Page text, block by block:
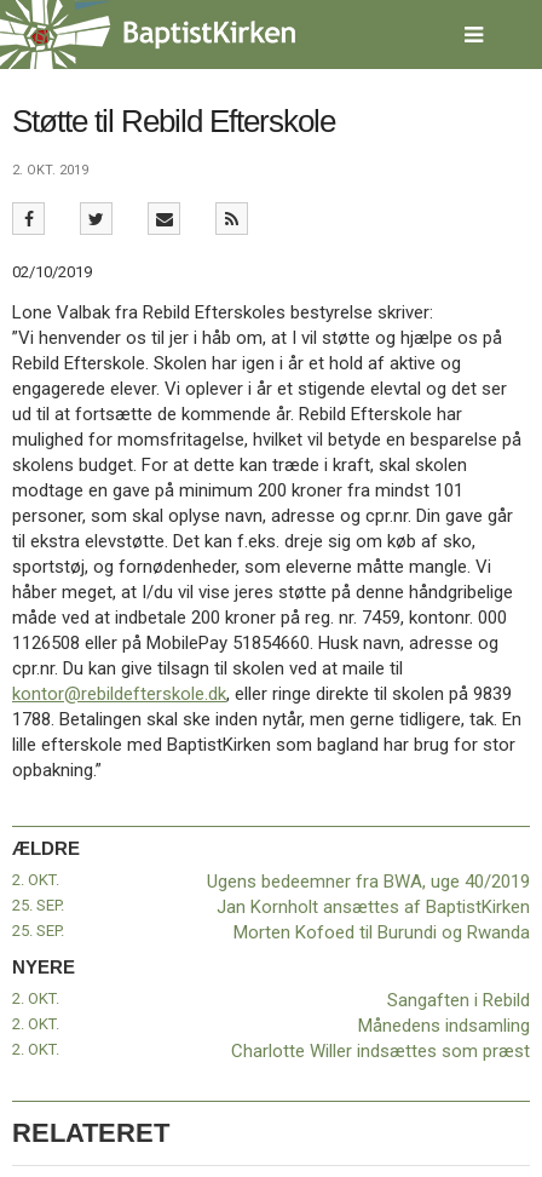
Spring
menu
over
gå
indhold Vend
forsiden
1.0:
Forside
3.0:
Kalender
4.0:
Inspiration
5.0:
Værktøjskassen
6.0:
Mission
7.0:
Om
BaptistKirken
8.0:
Kontakt
9.0:
Forside
10.0:
Nyheder
11.0:
Kalender
12.0:
Inspiration
Værktøjskassen
14.0:
Mission
15.0:
Om
BaptistKirken
16.0:
Kontakt
Næste
indlæg:
RebildForrige
indlæg:
Ugens
bedeemner
BWA,
uge
40/2019
Støtte til Rebild Efterskole
2. OKT. 2019
02/10/2019
Lone Valbak fra Rebild Efterskoles bestyrelse skriver:
”Vi henvender os til jer i håb om, at I vil støtte og hjælpe os på
Rebild Efterskole. Skolen har igen i år et hold af aktive og
engagerede elever. Vi oplever i år et stigende elevtal og det ser
ud til at fortsætte de kommende år. Rebild Efterskole har
mulighed for momsfritagelse, hvilket vil betyde en besparelse på
skolens budget. For at dette kan træde i kraft, skal skolen
modtage en gave på minimum 200 kroner fra mindst 101
personer, som skal oplyse navn, adresse og cpr.nr. Din gave går
til ekstra elevstøtte. Det kan f.eks. dreje sig om køb af sko,
sportstøj, og fornødenheder, som eleverne måtte mangle. Vi
håber meget, at I/du vil vise jeres støtte på denne håndgribelige
måde ved at indbetale 200 kroner på reg. nr. 7459, kontonr. 000
1126508 eller på MobilePay 51854660. Husk navn, adresse og
cpr.nr. Du kan give tilsagn til skolen ved at maile til
kontor@rebildefterskole.dk, eller ringe direkte til skolen på 9839
1788. Betalingen skal ske inden nytår, men gerne tidligere, tak. En
lille efterskole med BaptistKirken som bagland har brug for stor
opbakning.”
ÆLDRE
2. OKT. Ugens bedeemner fra BWA, uge 40/2019
25. SEP. Jan Kornholt ansættes af BaptistKirken
25. SEP. Morten Kofoed til Burundi og Rwanda
NYERE
Sangaften i Rebild
2. OKT.
Månedens indsamling
2. OKT.
Charlotte Willer indsættes som præst
2. OKT.
RELATERET